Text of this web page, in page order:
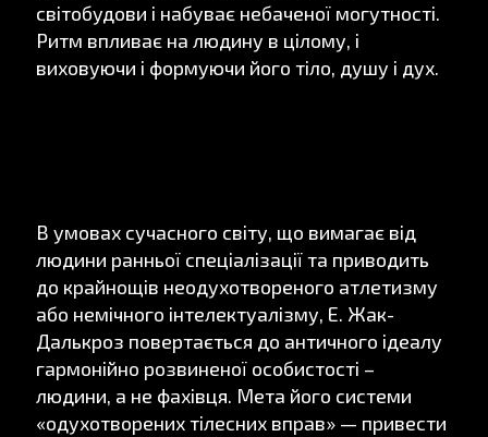
світобудови і набуває небаченої могутності.
Ритм впливає на людину в цілому, і
виховуючи і формуючи його тіло, душу і дух.
В умовах сучасного світу, що вимагає від
людини ранньої спеціалізації та приводить
до крайнощів неодухотвореного атлетизму
або немічного інтелектуалізму, Е. Жак-
Далькроз повертається до античного ідеалу
гармонійно розвиненої особистості –
людини, а не фахівця. Мета його системи
«одухотворених тілесних вправ» — привести